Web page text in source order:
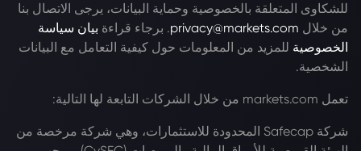
للشكاوى المتعلقة بالخصوصية وحماية البيانات، يرجى الاتصال بنا
من خلال privacy@markets.com. برجاء قراءة بيان سياسة
الخصوصية للمزيد من المعلومات حول كيفية التعامل مع البيانات
الشخصية.
تعمل markets.com من خلال الشركات التابعة لها التالية:
شركة Safecap المحدودة للاستثمارات، وهي شركة مرخصة من